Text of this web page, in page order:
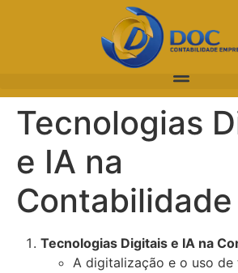
Tecnologias
e IA na
Contabilidade
Tecnologias Digitais e IA na
A digitalização e o uso